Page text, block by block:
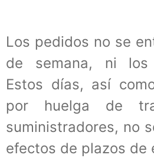
Los pedidos no se
de semana, ni los
Estos días, así
por huelga de
suministradores, no
efectos de plazos de